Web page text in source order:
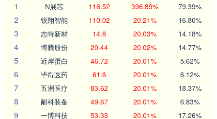
1
N展芯 116.52 396.89% 79.39%
2 锐翔智能 110.02 20.21% 16.80%
3 志特新材 14.8 20.03% 14.18%
4 博腾股份 20.44 20.02% 14.77%
5 近岸蛋白 46.72 20.01% 5.62%
6 毕得医药 61.6 20.01% 6.12%
7 五洲医疗 83.62 20.01% 18.37%
8 耐科装备 49.67 20.01% 6.83%
9 一博科技 53.33 20.01% 17.26%